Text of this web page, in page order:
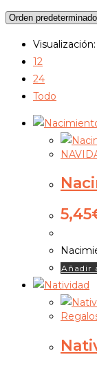
Visualización:
12
24
Todo
5,45
Añadir